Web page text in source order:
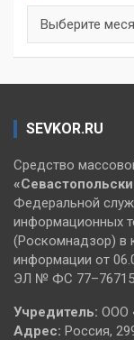
SEVKOR.RU
Средство
Федеральной
информационных
(Роскомнадзор) в
информации от
ЭЛ № ФС 77–76715
Учредитель: ООО
Адрес: Россия,